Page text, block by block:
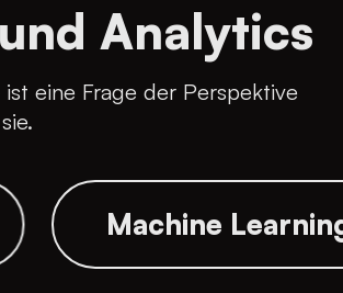
Analytics
ist eine Frage der Perspektive
Machine